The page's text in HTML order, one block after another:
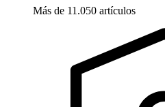
Más de 11.050 artículos